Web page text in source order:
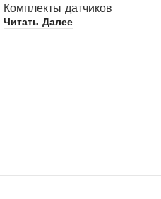
Комплекты датчиков
Читать Далее